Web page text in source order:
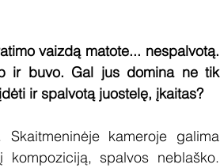
vaizdą matote... nespalvotą.
ir buvo. Gal jus domina ne tik
ir spalvotą juostelę, įkaitas?
kameroje galima
spalvos neblaško.